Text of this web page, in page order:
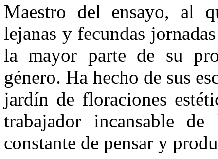
Maestro del ensayo, al
lejanas y fecundas
la mayor parte de su
género. Ha hecho de sus
jardín de floraciones
trabajador incansable
constante de pensar y